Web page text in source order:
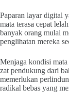
Paparan layar digital
mata terasa cepat
banyak orang mulai
penglihatan mereka
Menjaga kondisi
zat pendukung dari
memerlukan
radikal bebas yang